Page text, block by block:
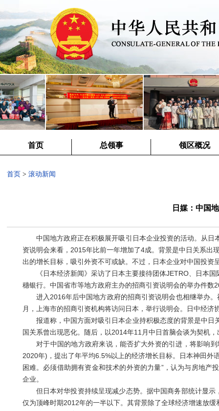
首页 总领事 领区概况
首页 > 滚动新闻
日媒：中国
中国地方政府正在积极展开吸引日本企业投资的活动。从日
资说明会来看，2015年比前一年增加了4成。背景是中日关系
出的增长目标，吸引外资不可或缺。不过，日本企业对中国投资
《日本经济新闻》采访了日本主要接待团体JETRO、日本国
穗银行。中国省市等地方政府主办的招商引资说明会的举办件
进入2016年后中国地方政府的招商引资说明会也相继举办。
月，上海市的招商引资机构将访问日本，举行说明会。日中经
报道称，中国方面对吸引日本企业持积极态度的背景是中日
国关系曾出现恶化。随后，以2014年11月中日首脑会谈为契机
对于中国的地方政府来说，能否扩大外资的引进，将影响到
2020年)，提出了年平均6.5%以上的经济增长目标。日本神田外
困难。必须借助拥有资金和技术的外资的力量”，认为与房地
企业。
但日本对华投资持续呈现减少态势。据中国商务部统计显示
仅为顶峰时期2012年的一半以下。其背景除了全球经济增速放